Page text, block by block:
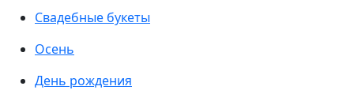
Свадебные букеты
Осень
День рождения